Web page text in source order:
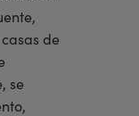
de
se